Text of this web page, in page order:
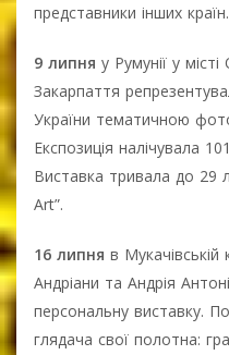
представники інших країн.
9 липня у Румунії у
Закарпаття
України тематичною
Експозиція налічувала
Виставка тривала до 29
Art”.
16 липня в
Андріани та Андрія
персональну виставку.
глядача свої полотна: